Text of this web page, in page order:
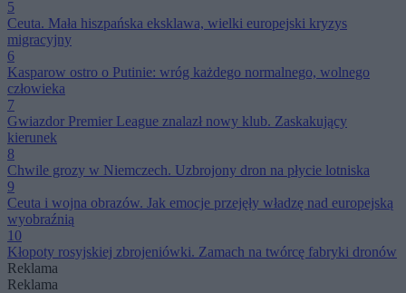
5
Ceuta. Mała hiszpańska eksklawa, wielki europejski kryzys
migracyjny
6
Kasparow ostro o Putinie: wróg każdego normalnego, wolnego
człowieka
7
Gwiazdor Premier League znalazł nowy klub. Zaskakujący
kierunek
8
Chwile grozy w Niemczech. Uzbrojony dron na płycie lotniska
9
Ceuta i wojna obrazów. Jak emocje przejęły władzę nad europejską
wyobraźnią
10
Kłopoty rosyjskiej zbrojeniówki. Zamach na twórcę fabryki dronów
Reklama
Reklama